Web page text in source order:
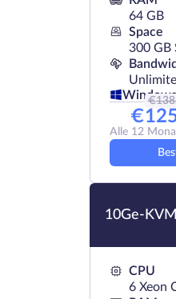
64 GB
Space
300 GB
Windows
€
€
Alle 12
10Ge-
CPU
6 Xeon